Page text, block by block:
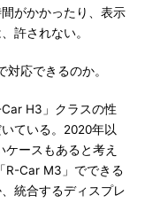
がかかったり、表示
許されない。
応できるのか。
H3」クラスの性
ている。2020年以
ースもあると考え
R-Car M3」でできる
統合するディスプレ